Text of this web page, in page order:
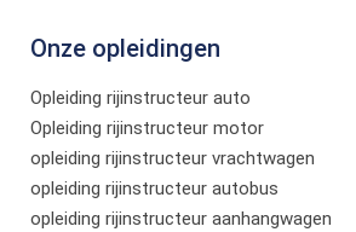
Onze opleidingen
Opleiding rijinstructeur auto
Opleiding rijinstructeur motor
opleiding rijinstructeur vrachtwagen
opleiding rijinstructeur autobus
opleiding rijinstructeur aanhangwagen